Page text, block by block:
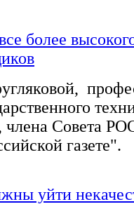
более
члена Совета
газете".
уйти